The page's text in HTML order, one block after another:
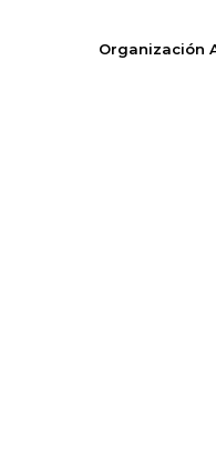
Organización